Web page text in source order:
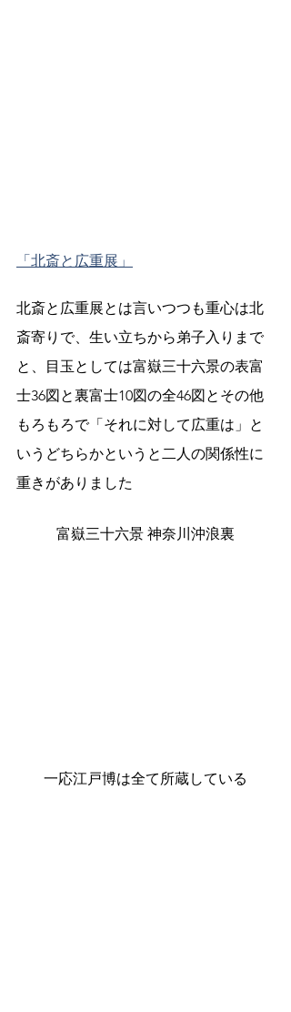
「北斎と広重展」
北斎と広重展とは言いつつも重心は北
斎寄りで、生い立ちから弟子入りまで
と、目玉としては富嶽三十六景の表富
士36図と裏富士10図の全46図とその他
もろもろで「それに対して広重は」と
いうどちらかというと二人の関係性に
重きがありました
富嶽三十六景 神奈川沖浪裏
一応江戸博は全て所蔵している